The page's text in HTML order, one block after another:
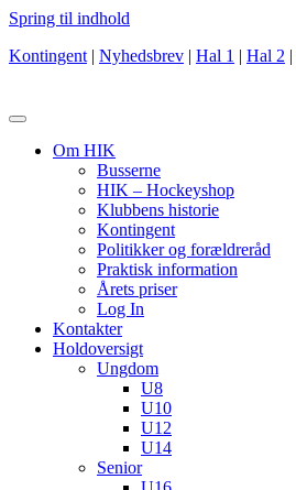
Spring til indhold
Kontingent | Nyhedsbrev | Hal 1 | Hal 2 |
Om HIK
Busserne
HIK – Hockeyshop
Klubbens historie
Kontingent
Politikker og forældreråd
Praktisk information
Årets priser
Log In
Kontakter
Holdoversigt
Ungdom
U8
U10
U12
U14
Senior